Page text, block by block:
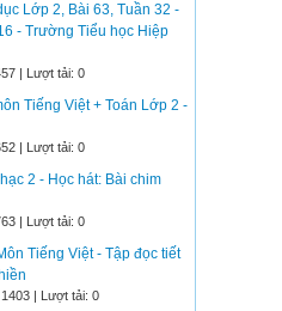
Lớp 2, Bài 63, Tuần 32 -
- Trường Tiểu học Hiệp
| Lượt tải: 0
Tiếng Việt + Toán Lớp 2 -
| Lượt tải: 0
2 - Học hát: Bài chim
| Lượt tải: 0
Tiếng Việt - Tập đọc tiết
| Lượt tải: 0